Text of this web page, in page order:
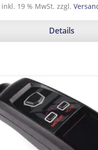
Preis
war:
inkl. 19 % MwSt. zzgl.
Details